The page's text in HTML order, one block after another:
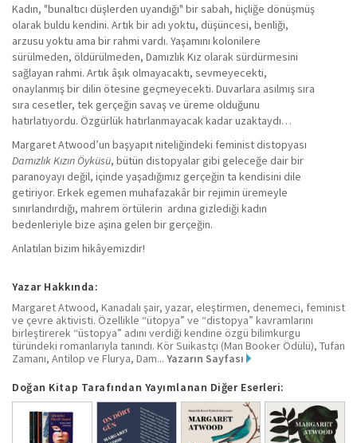
Kadın, "bunaltıcı düşlerden uyandığı" bir sabah, hiçliğe dönüşmüş
olarak buldu kendini. Artık bir adı yoktu, düşüncesi, benliği,
arzusu yoktu ama bir rahmi vardı. Yaşamını kolonilere
sürülmeden, öldürülmeden, Damızlık Kız olarak sürdürmesini
sağlayan rahmi. Artık âşık olmayacaktı, sevmeyecekti,
onaylanmış bir dilin ötesine geçmeyecekti. Duvarlara asılmış sıra
sıra cesetler, tek gerçeğin savaş ve üreme olduğunu
hatırlatıyordu. Özgürlük hatırlanmayacak kadar uzaktaydı…
Margaret Atwood’un başyapıt niteliğindeki feminist distopyası
Damızlık Kızın Öyküsü, bütün distopyalar gibi geleceğe dair bir
paranoyayı değil, içinde yaşadığımız gerçeğin ta kendisini dile
getiriyor. Erkek egemen muhafazakâr bir rejimin üremeyle
sınırlandırdığı, mahrem örtülerin ardına gizlediği kadın
bedenleriyle bize aşina gelen bir gerçeğin.
Anlatılan bizim hikâyemizdir!
Yazar Hakkında:
Margaret Atwood, Kanadalı şair, yazar, eleştirmen, denemeci, feminist
ve çevre aktivisti. Özellikle “ütopya” ve “distopya” kavramlarını
birleştirerek “üstopya” adını verdiği kendine özgü bilimkurgu
türündeki romanlarıyla tanındı. Kör Suikastçı (Man Booker Ödülü), Tufan
Zamanı, Antilop ve Flurya, Dam... Yazarın Sayfası
Doğan Kitap Tarafından Yayımlanan Diğer Eserleri: